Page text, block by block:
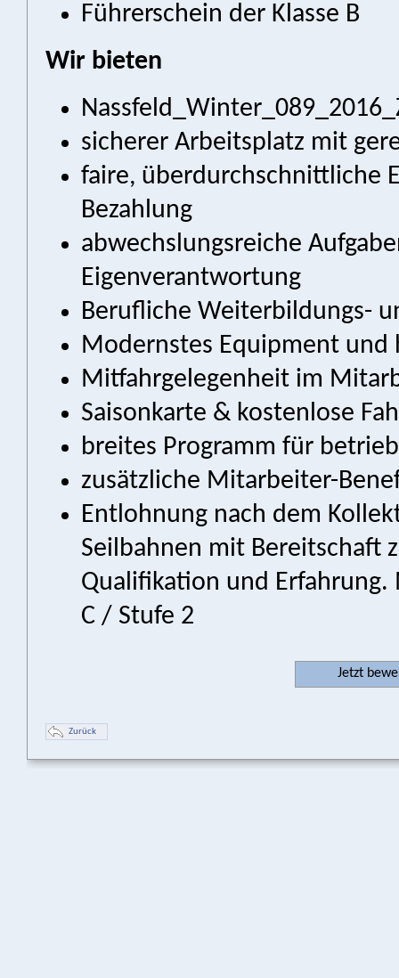
Führerschein der Klasse B
Wir bieten
sicherer Arbeitsplatz mit
faire, überdurchschnittliche
Bezahlung
abwechslungsreiche
Eigenverantwortung
Berufliche Weiterbildungs-
Modernstes Equipment
Mitfahrgelegenheit im
Saisonkarte & kostenlose
breites Programm für
zusätzliche Mitarbeiter-
Entlohnung nach dem
Seilbahnen mit Bereitschaft
Qualifikation und
C / Stufe 2
Jetzt
Zurück